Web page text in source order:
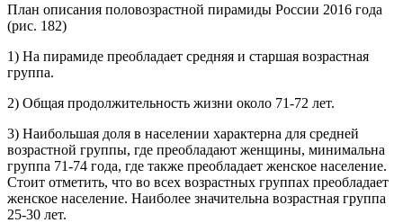
План описания половозрастной пирамиды России 2016 года
(рис. 182)
1) На пирамиде преобладает средняя и старшая возрастная
группа.
2) Общая продолжительность жизни около 71-72 лет.
3) Наибольшая доля в населении характерна для средней
возрастной группы, где преобладают женщины, минимальна
группа 71-74 года, где также преобладает женское население.
Стоит отметить, что во всех возрастных группах преобладает
женское население. Наиболее значительна возрастная группа
25-30 лет.